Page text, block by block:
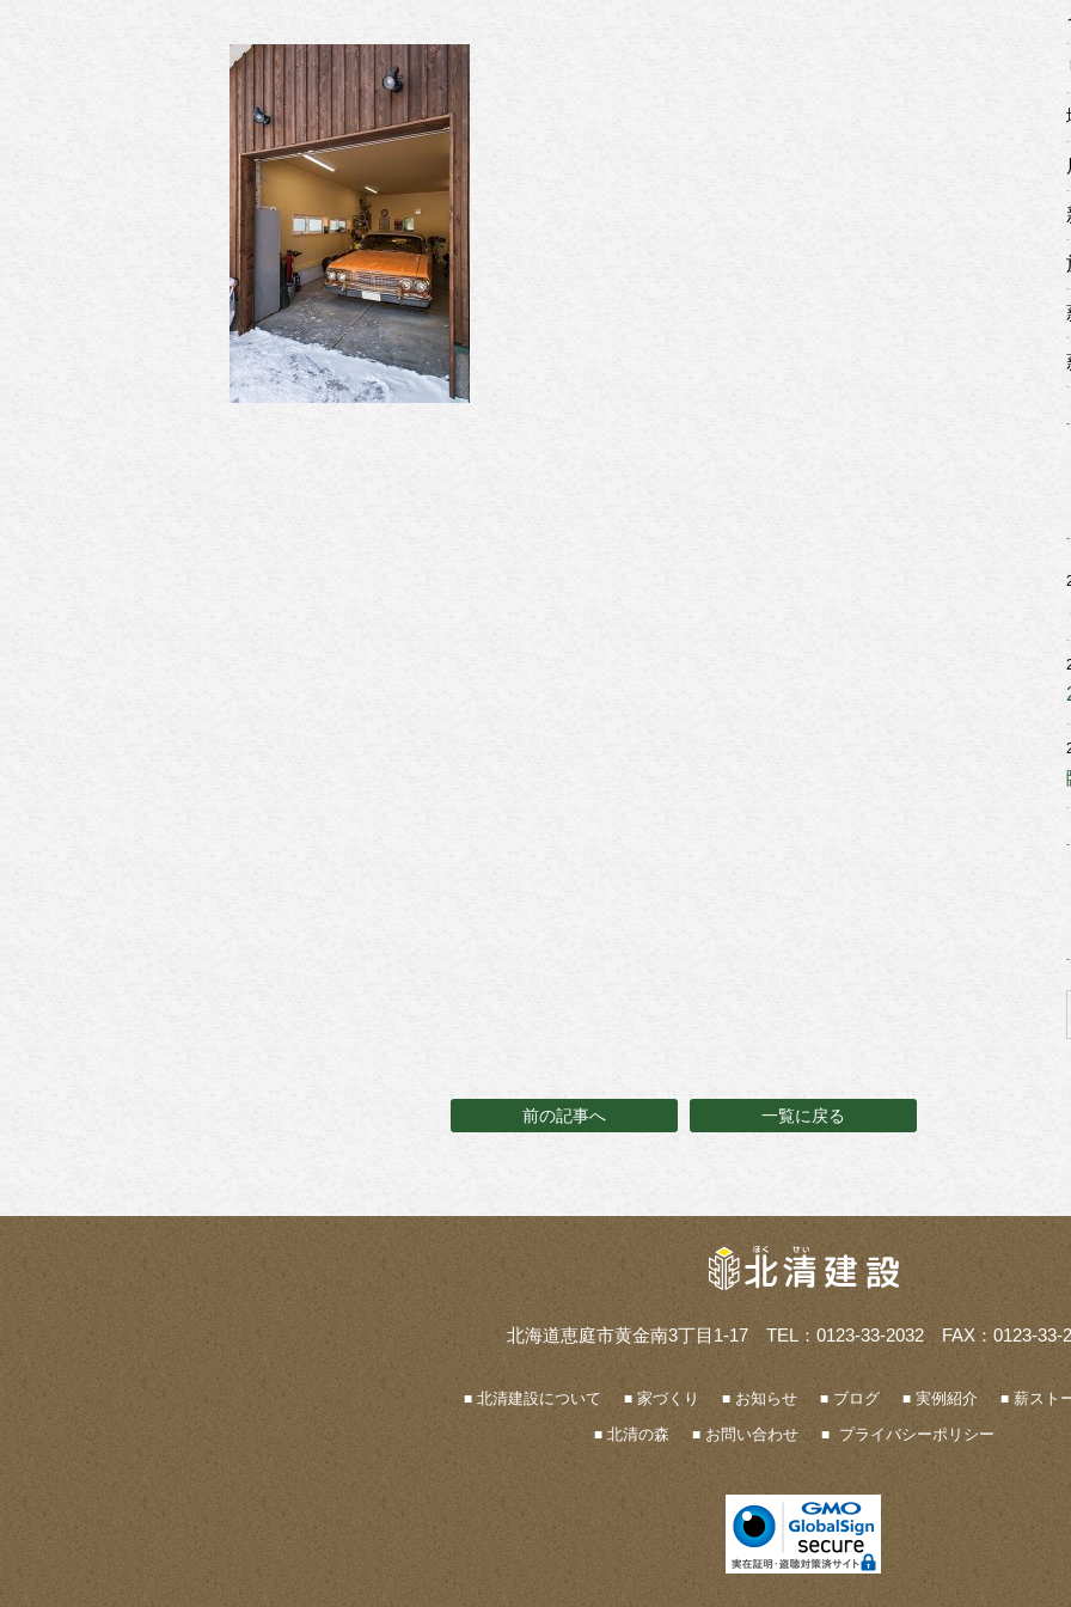
前の記事へ 一覧に戻る
北海道恵庭市黄金南3丁目1-17 TEL：0123-33-2032 FAX：0123-33-
北清建設について 家づくり お知らせ ブログ 実例紹介
薪スト
北清の森
お問い合わせ プライバシーポリシー